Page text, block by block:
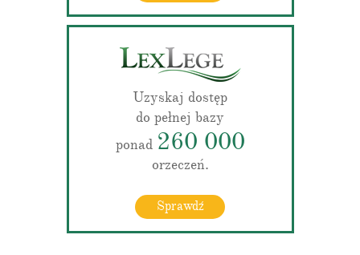
Uzyskaj dostęp
do pełnej bazy
ponad 260 000
orzeczeń.
Sprawdź